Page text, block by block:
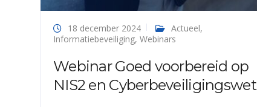
18 december 2024 Actueel,
Informatiebeveiliging, Webinars
Webinar Goed voorbereid op
NIS2 en Cyberbeveiligingswet